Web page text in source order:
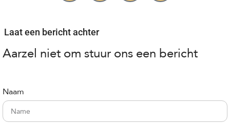
Laat een bericht achter
Aarzel niet om stuur ons een bericht
Naam